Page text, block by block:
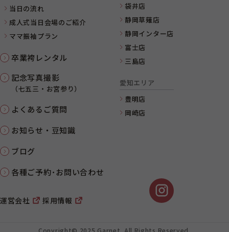
当日の流れ
成人式当日会場のご紹介
ママ振袖プラン
卒業袴レンタル
記念写真撮影
（七五三・お宮参り）
よくあるご質問
お知らせ・豆知識
ブログ
各種ご予約･お問い合わせ
袋井店
静岡草薙店
静岡インター店
富士店
三島店
愛知エリア
豊明店
岡崎店
運営会社 採用情報
Copyright© 2025 Garnet. All Rights Reserved.